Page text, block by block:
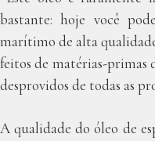
bastante: hoje você
marítimo de alta
feitos de matérias-primas
desprovidos de todas as
A qualidade do óleo de